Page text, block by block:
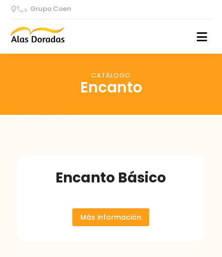
E Grupo Coen
CATÁLOGO
Encanto
Encanto Básico
Más información